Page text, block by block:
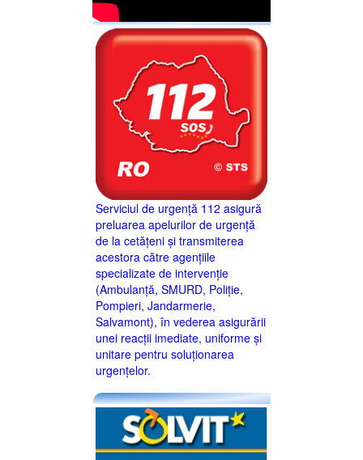
Serviciul de urgență 112 asigură
preluarea apelurilor de urgență
de la cetățeni și transmiterea
acestora către agențiile
specializate de intervenție
(Ambulanță, SMURD, Poliție,
Pompieri, Jandarmerie,
Salvamont), în vederea asigurării
unei reacții imediate, uniforme și
unitare pentru soluționarea
urgențelor.